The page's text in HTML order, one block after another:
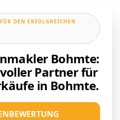
DEN ERFOLGREICHEN
Bohmte:
Partner für
in Bohmte.